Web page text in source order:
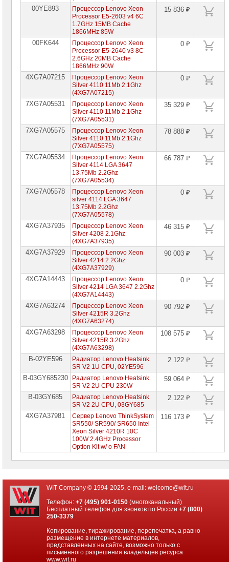
00YE893
Процессор Lenovo Xeon
Processor E5-2603 v4 6C
1.7GHz 15MB Cache
1866MHz 85W
15 836 ₽
00FK644
Процессор Lenovo Xeon
Processor E5-2640 v3 8C
2.6GHz 20MB Cache
1866MHz 90W
0 ₽
4XG7A07215
Процессор Lenovo Xeon
Silver 4110 11Mb 2.1Ghz
(4XG7A07215)
0 ₽
7XG7A05531
Процессор Lenovo Xeon
Silver 4110 11Mb 2.1Ghz
(7XG7A05531)
35 329 ₽
7XG7A05575
Процессор Lenovo Xeon
Silver 4110 11Mb 2.1Ghz
(7XG7A05575)
78 888 ₽
7XG7A05534
Процессор Lenovo Xeon
Silver 4114 LGA 3647
13.75Mb 2.2Ghz
(7XG7A05534)
66 787 ₽
7XG7A05578
Процессор Lenovo Xeon
silver 4114 LGA 3647
13.75Mb 2.2Ghz
(7XG7A05578)
0 ₽
4XG7A37935
Процессор Lenovo Xeon
Silver 4208 2.1Ghz
(4XG7A37935)
46 315 ₽
4XG7A37929
Процессор Lenovo Xeon
Silver 4214 2.2Ghz
(4XG7A37929)
90 003 ₽
4XG7A14443
Процессор Lenovo Xeon
Silver 4214 LGA 3647 2.2Ghz
(4XG7A14443)
0 ₽
4XG7A63274
Процессор Lenovo Xeon
Silver 4215R 3.2Ghz
(4XG7A63274)
90 792 ₽
4XG7A63298
Процессор Lenovo Xeon
Silver 4215R 3.2Ghz
(4XG7A63298)
108 575 ₽
B-02YE596
Радиатор Lenovo Heatsink
SR V2 1U CPU, 02YE596
2 122 ₽
B-03GY685230
Радиатор Lenovo Heatsink
SR V2 2U CPU 230W
59 064 ₽
B-03GY685
Радиатор Lenovo Heatsink
SR V2 2U CPU, 03GY685
2 122 ₽
4XG7A37981
Сервер Lenovo ThinkSystem
SR550/ SR590/ SR650 Intel
Xeon Silver 4210R 10C
100W 2.4GHz Processor
Option Kit w/ o FAN
116 173 ₽
WIT Company © 1994-2025, e-mail: welcome@wit.ru
Телефон:+7 (495) 901-0150 (многоканальный)
Бесплатный телефон для звонков по России+7 (800)
250-3379
Копирование, тиражирование, перепечатка, а равно
размещение в интернете материалов,
представленных на сайте, возможно только с
письменного разрешения владельцев ресурса
www.wit.ru